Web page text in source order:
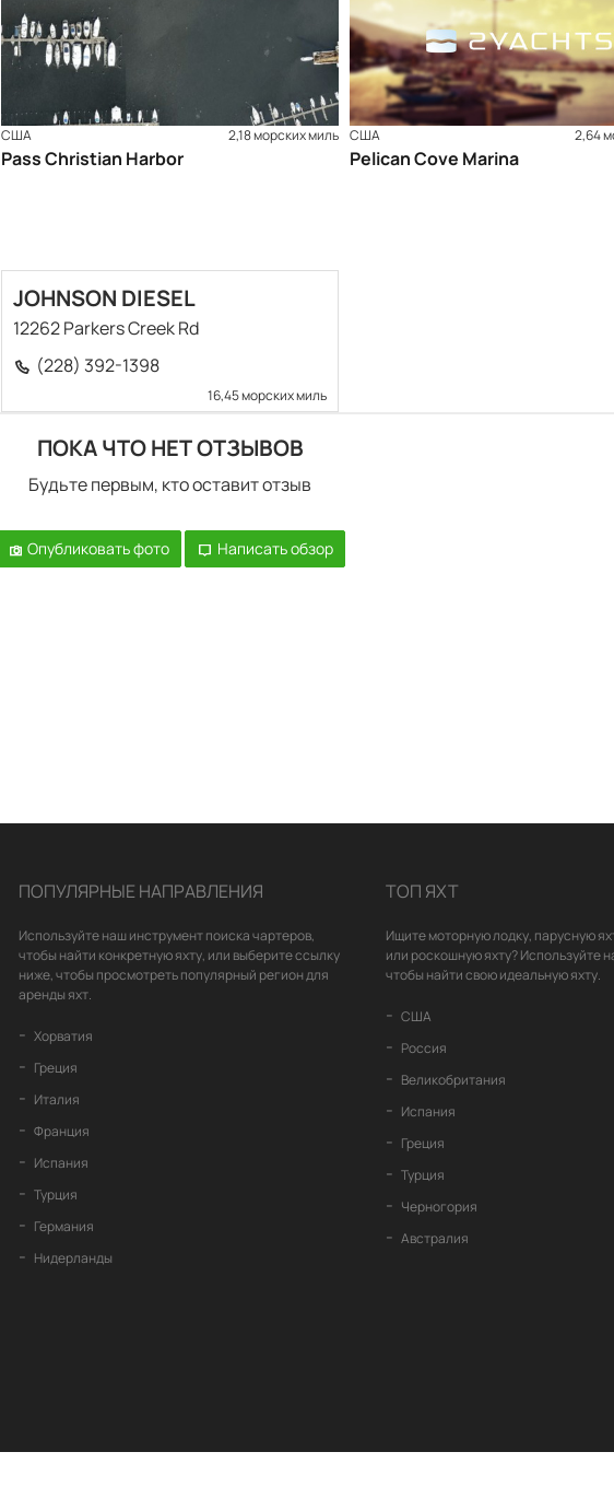
США 2,18 морских миль
Pass Christian Harbor
США 2,64
Pelican Cove Marina
JOHNSON DIESEL
12262 Parkers Creek Rd
(228) 392-1398
16,45 морских миль
ПОКА ЧТО НЕТ ОТЗЫВОВ
Будьте первым, кто оставит отзыв
Опубликовать фото Написать обзор
ПОПУЛЯРНЫЕ НАПРАВЛЕНИЯ
Используйте наш инструмент поиска чартеров,
чтобы найти конкретную яхту, или выберите ссылку
ниже, чтобы просмотреть популярный регион для
аренды яхт.
Хорватия
Греция
Италия
Франция
Испания
Турция
Германия
Нидерланды
ТОП ЯХТ
Ищите моторную лодку, парусную
или роскошную яхту? Используйте
чтобы найти свою идеальную яхту.
США
Россия
Великобритания
Испания
Греция
Турция
Черногория
Австралия